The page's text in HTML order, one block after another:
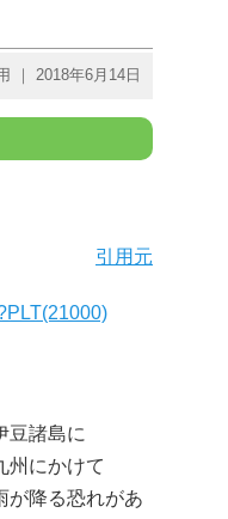
｜ 2018年6月14日
引用元
豆諸島に
州にかけて
が降る恐れがあ